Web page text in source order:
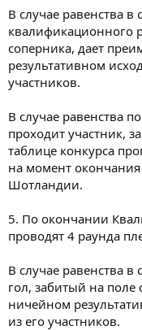
В случае равенства в
квалификационного
соперника, дает
результативном
участников.
В случае равенства
проходит участник,
таблице конкурса
на момент
Шотландии.
5. По окончании
проводят 4 раунда
В случае равенства в
гол, забитый на поле
ничейном
из его участников.